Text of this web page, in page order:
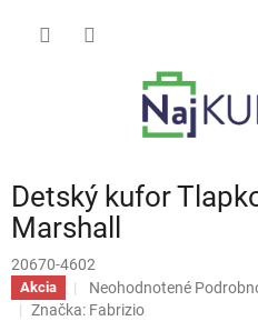
Detský kufor
Marshall
20670-4602
Akcia
Priemerné
hodnotenie
Neohodnotené
Značka: Fabrizio